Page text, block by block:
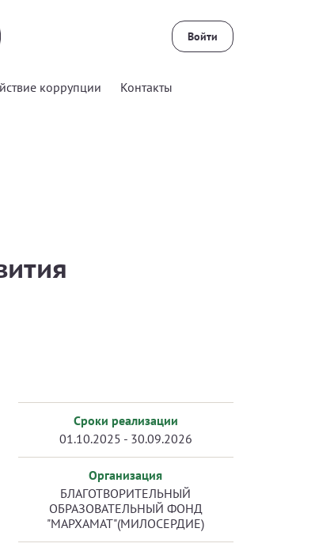
Войти
коррупции
Контакты
Сроки реализации
01.10.2025 - 30.09.2026
Организация
БЛАГОТВОРИТЕЛЬНЫЙ
ОБРАЗОВАТЕЛЬНЫЙ ФОНД
"МАРХАМАТ"(МИЛОСЕРДИЕ)